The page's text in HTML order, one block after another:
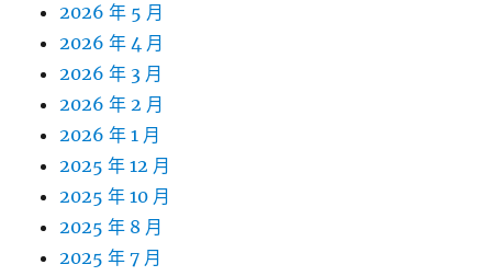
2026 年 5 月
2026 年 4 月
2026 年 3 月
2026 年 2 月
2026 年 1 月
2025 年 12 月
2025 年 10 月
2025 年 8 月
2025 年 7 月